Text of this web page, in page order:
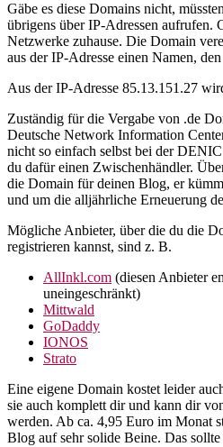
Gäbe es diese Domains nicht,
übrigens über IP-Adressen aufrufen.
Netzwerke zuhause. Die Domain
aus der IP-Adresse einen Namen,
Aus der IP-Adresse 85.13.151.27
Zuständig für die Vergabe von .de
Deutsche Network Information
nicht so einfach selbst bei der
du dafür einen Zwischenhändler.
die Domain für deinen Blog, er
und um die alljährliche Erneuerung
Mögliche Anbieter, über die du die
registrieren kannst, sind z. B.
AllInkl.com (diesen Anbieter
uneingeschränkt)
Mittwald
GoDaddy
IONOS
Strato
Eine eigene Domain kostet leider
sie auch komplett dir und kann dir
werden. Ab ca. 4,95 Euro im Monat
Blog auf sehr solide Beine. Das